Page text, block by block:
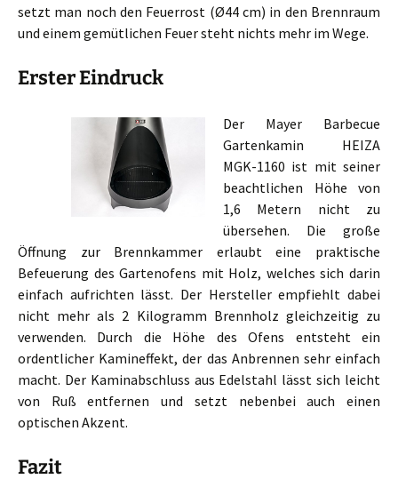
setzt man noch den Feuerrost (Ø44 cm) in den Brennraum
und einem gemütlichen Feuer steht nichts mehr im Wege.
Erster Eindruck
Der Mayer Barbecue
Gartenkamin HEIZA
MGK-1160 ist mit seiner
beachtlichen Höhe von
1,6 Metern nicht zu
übersehen. Die große
Öffnung zur Brennkammer erlaubt eine praktische
Befeuerung des Gartenofens mit Holz, welches sich darin
einfach aufrichten lässt. Der Hersteller empfiehlt dabei
nicht mehr als 2 Kilogramm Brennholz gleichzeitig zu
verwenden. Durch die Höhe des Ofens entsteht ein
ordentlicher Kamineffekt, der das Anbrennen sehr einfach
macht. Der Kaminabschluss aus Edelstahl lässt sich leicht
von Ruß entfernen und setzt nebenbei auch einen
optischen Akzent.
Fazit